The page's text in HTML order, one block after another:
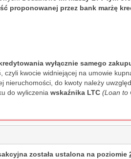
proponowanej przez bank marżę
wyłącznie samego
, czyli kwocie widniejącej na umowie
do kwoty należy
do wyliczenia wskaźnika LTC (Loan to
została ustalona na poziomie